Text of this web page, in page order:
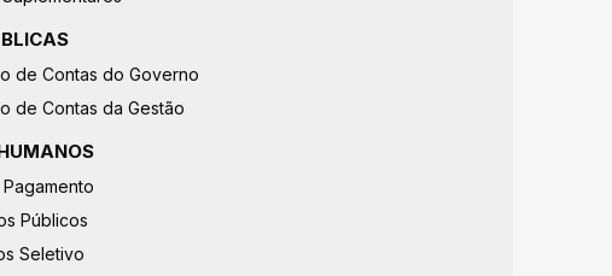
de Contas do Governo
de Contas da Gestão
Públicos
Seletivo